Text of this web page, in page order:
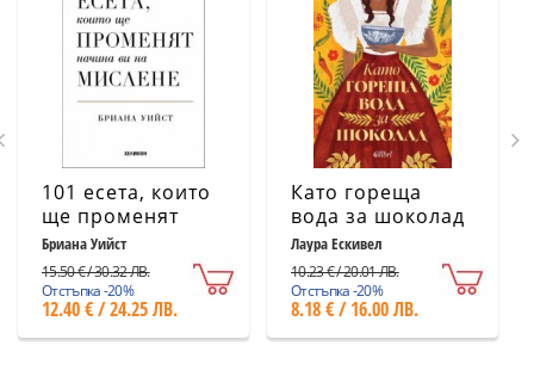
101 есета, които
ще променят
начина ви на
мислене
Бриана Уийст
15.50 € / 30.32 ЛВ.
Отстъпка -20%
12.40 € / 24.25 ЛВ.
Като гореща
вода за шоколад
(ново издание)
Лаура Ескивел
10.23 € / 20.01 ЛВ.
Отстъпка -20%
8.18 € / 16.00 ЛВ.